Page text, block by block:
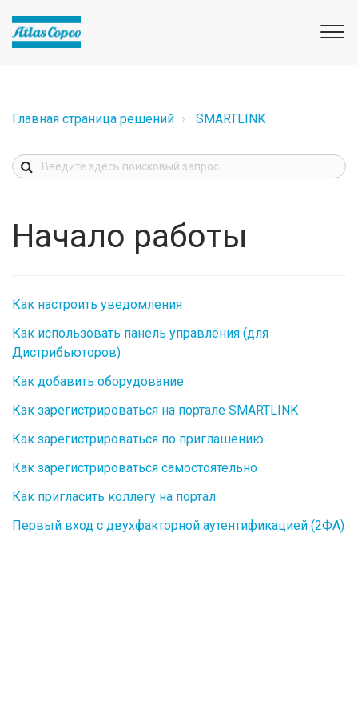
Главная страница решений SMARTLINK
Начало работы
Как настроить уведомления
Как использовать панель управления (для
Дистрибьюторов)
Как добавить оборудование
Как зарегистрироваться на портале SMARTLINK
Как зарегистрироваться по приглашению
Как зарегистрироваться самостоятельно
Как пригласить коллегу на портал
Первый вход с двухфакторной аутентификацией (2ФА)